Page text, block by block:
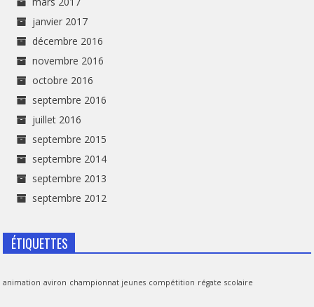
janvier 2017
décembre 2016
novembre 2016
octobre 2016
septembre 2016
juillet 2016
septembre 2015
septembre 2014
septembre 2013
septembre 2012
ÉTIQUETTES
animation aviron championnat jeunes compétition régate scolaire